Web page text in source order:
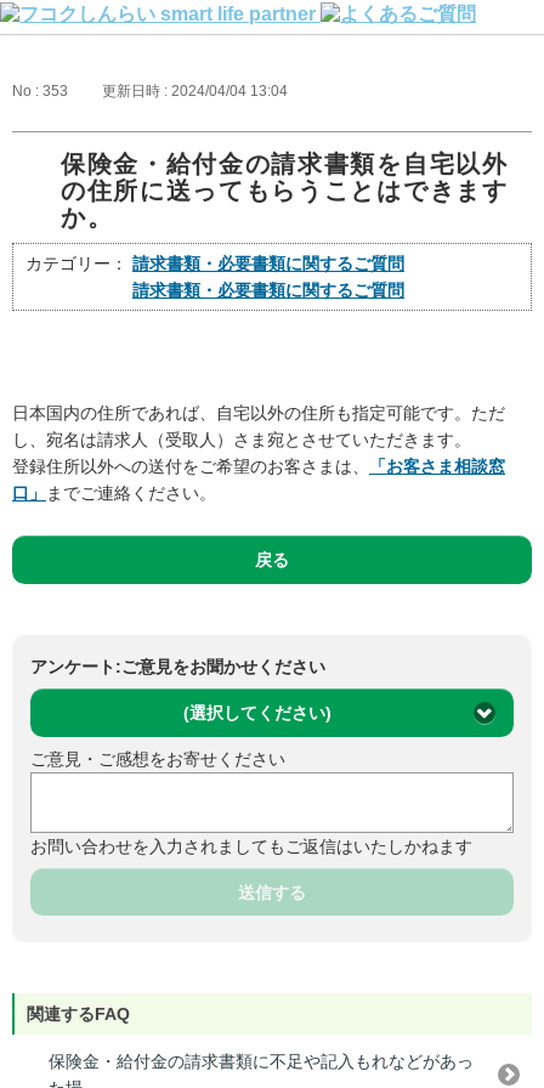
No : 353 更新日時 : 2024/04/04 13:04
保険金・給付金の請求書類を自宅以外
の住所に送ってもらうことはできます
か。
カテゴリー：
請求書類・必要書類に関するご質問
請求書類・必要書類に関するご質問
日本国内の住所であれば、自宅以外の住所も指定可能です。ただ
し、宛名は請求人（受取人）さま宛とさせていただきます。
登録住所以外への送付をご希望のお客さまは、
「お客さま相談窓
口」
までご連絡ください。
戻る
アンケート:ご意見をお聞かせください
(選択してください)
ご意見・ご感想をお寄せください
お問い合わせを入力されましてもご返信はいたしかねます
送信する
関連するFAQ
保険金・給付金の請求書類に不足や記入もれなどがあっ